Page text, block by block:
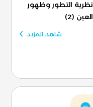
نظرية التطور وظهور
العين (2)
شاهد المزيد